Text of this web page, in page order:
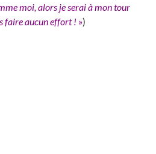
moi, alors je serai à mon tour
faire aucun effort ! »)